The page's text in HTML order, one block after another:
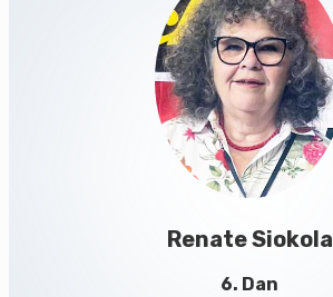
Renate Siokola
6. Dan